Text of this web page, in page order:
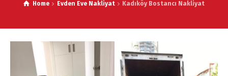
Home Evden Eve Nakliyat Kadıköy Bostancı Nakliyat